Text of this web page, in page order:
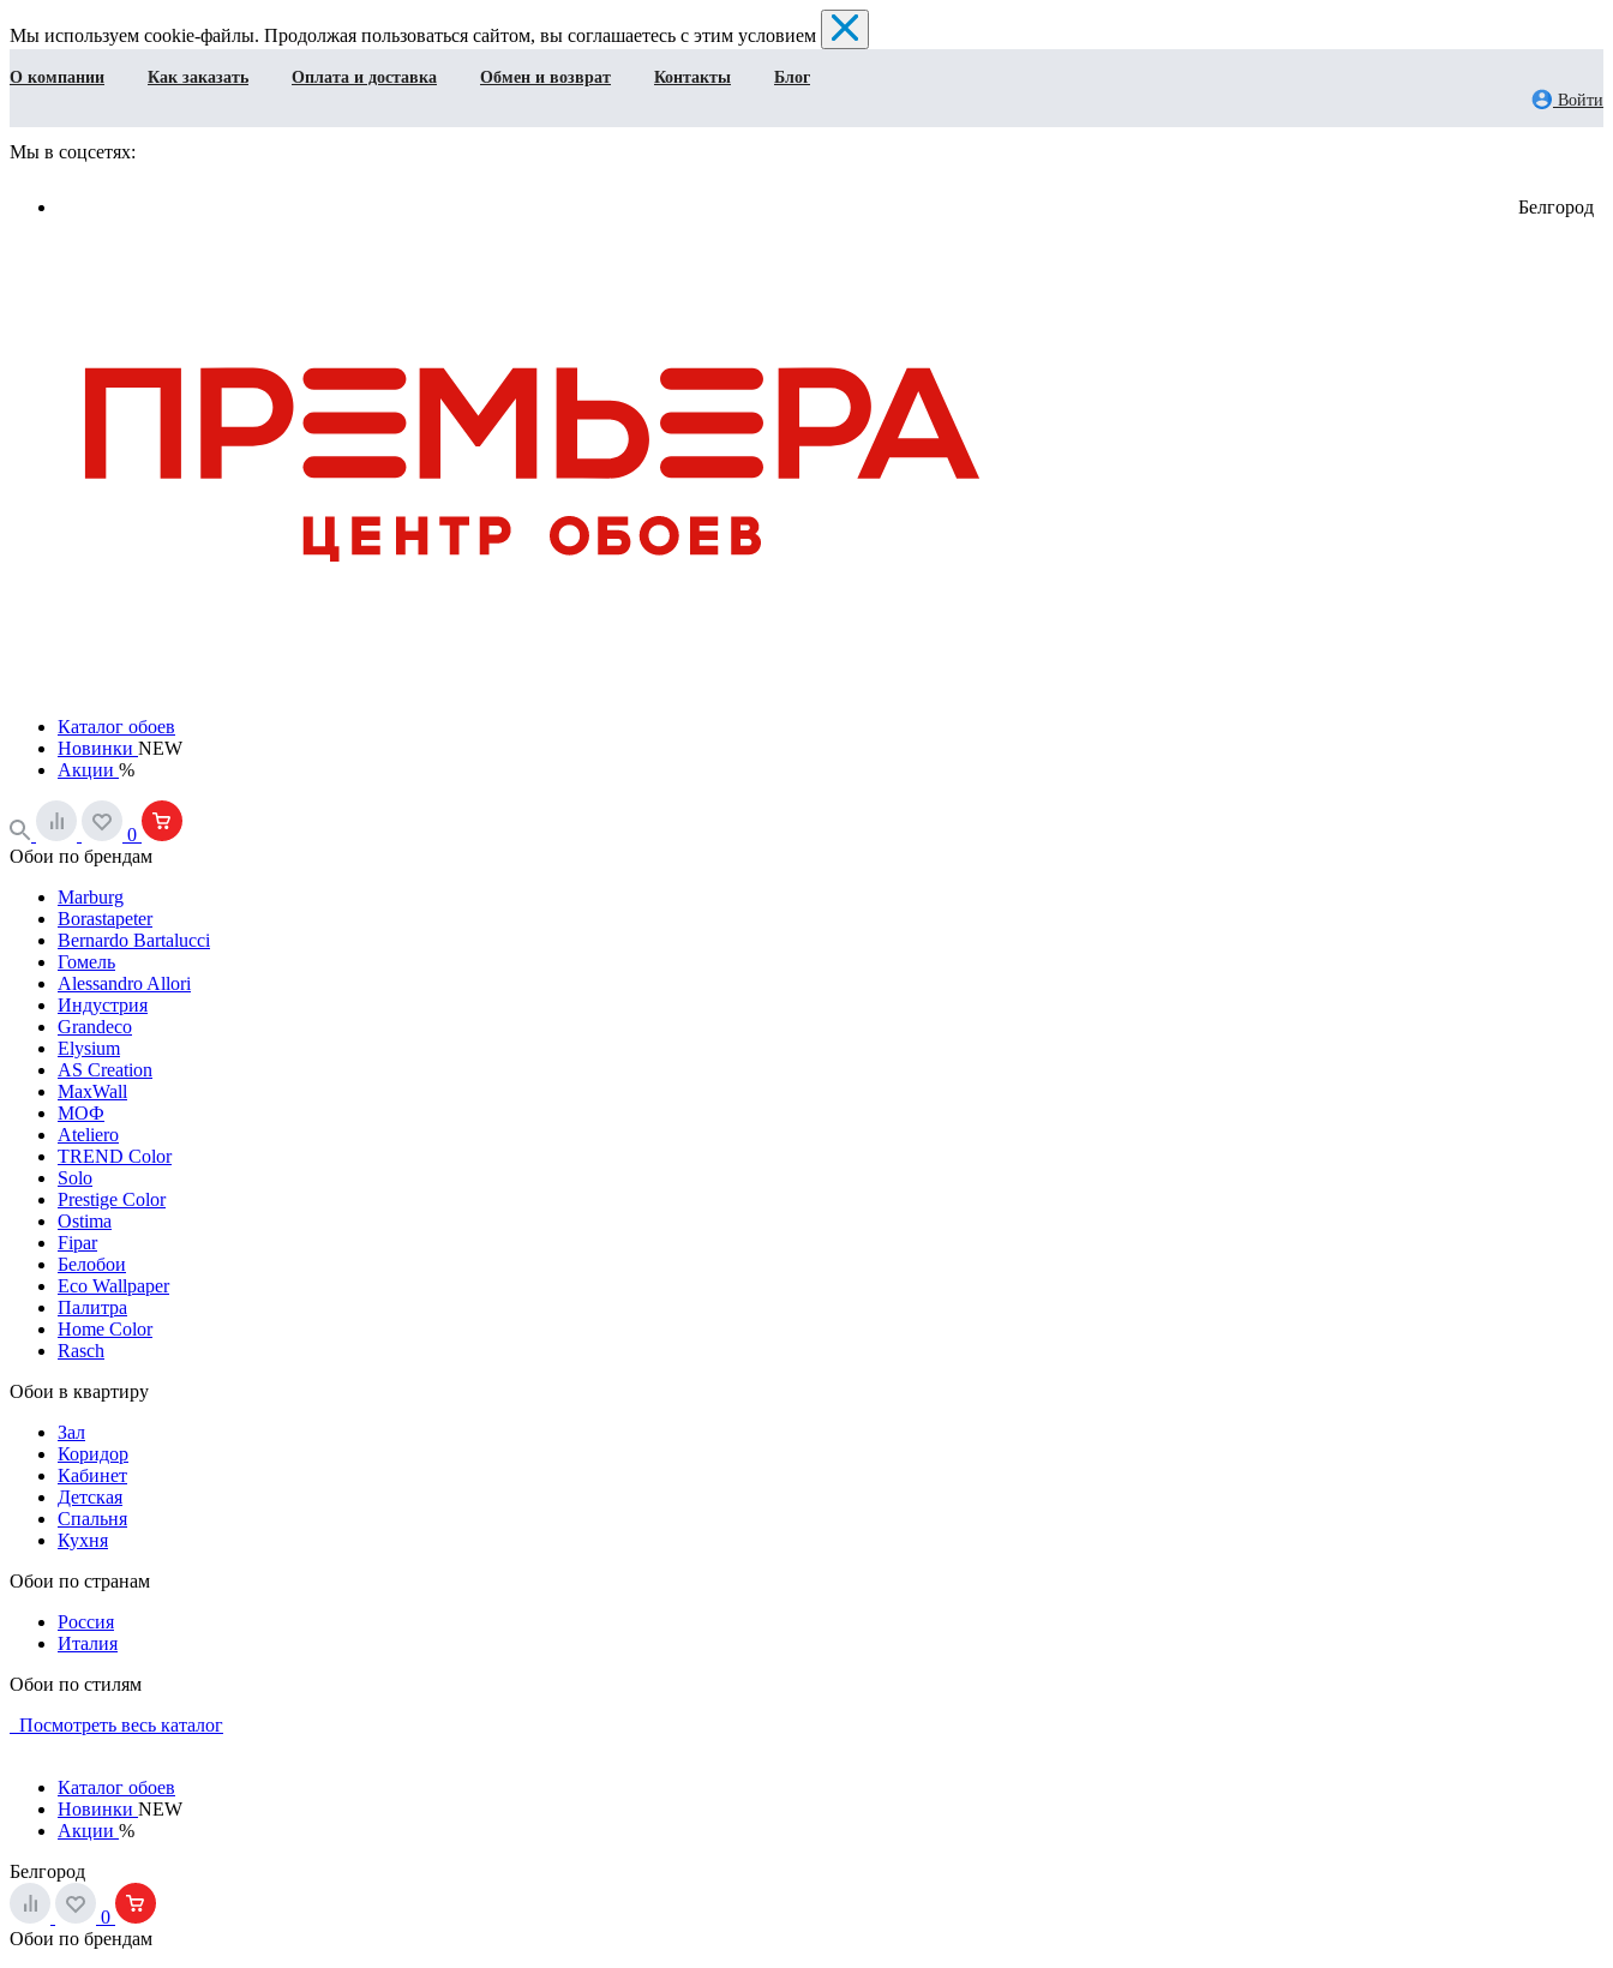
Мы используем cookie-файлы. Продолжая пользоваться сайтом, вы соглашаетесь с этим условием
О компании Как заказать Оплата и доставка Обмен и возврат Контакты
Блог
Войти
Мы в соцсетях:
Белгород
Каталог обоев
Новинки NEW
Акции %
0
Обои по брендам
Marburg
Borastapeter
Bernardo Bartalucci
Гомель
Alessandro Allori
Индустрия
Grandeco
Elysium
AS Creation
MaxWall
МОФ
Ateliero
TREND Color
Solo
Prestige Color
Ostima
Fipar
Белобои
Eco Wallpaper
Палитра
Home Color
Rasch
Обои в квартиру
Зал
Коридор
Кабинет
Детская
Спальня
Кухня
Обои по странам
Россия
Италия
Обои по стилям
Посмотреть весь каталог
Каталог обоев
Новинки NEW
Акции %
Белгород
0
Обои по брендам